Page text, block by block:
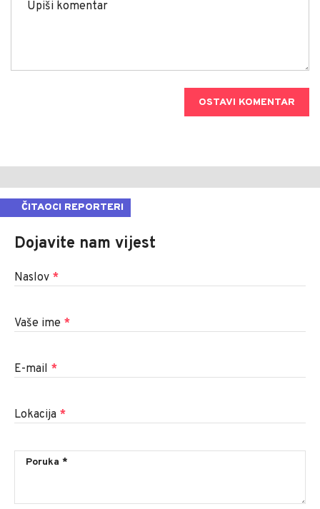
OSTAVI KOMENTAR
ČITAOCI REPORTERI
Dojavite nam vijest
Naslov *
Vaše ime *
E-mail *
Lokacija *